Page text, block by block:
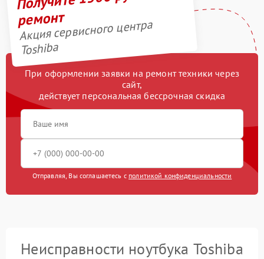
ремонт
Акция сервисного центра
Toshiba
При оформлении заявки на ремонт техники через
сайт,
действует персональная бессрочная скидка
Отправляя, Вы соглашаетесь с политикой конфиденциальности
Неисправности ноутбука Toshiba